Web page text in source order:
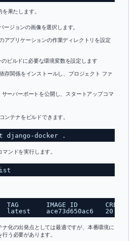
果たします。
ージョンの画像を選択します。
アプリケーションの作業ディレクトリを設定
ビルドに必要な環境変数を設定します
存関係をインストールし、プロジェクト ファ
サーバーポートを公開し、スタートアップコマ
テナをビルドできます。
django-docker .
ンドを実行します。
TAG       IMAGE ID
latest    ace73d650ac6   20
ナ化の出発点としては最適ですが、本番環境に
う必要があります。